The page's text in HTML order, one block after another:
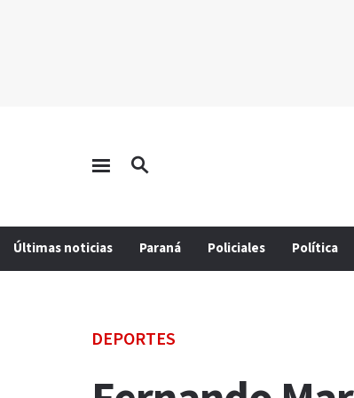
Últimas noticias Paraná Policiales Política
DEPORTES